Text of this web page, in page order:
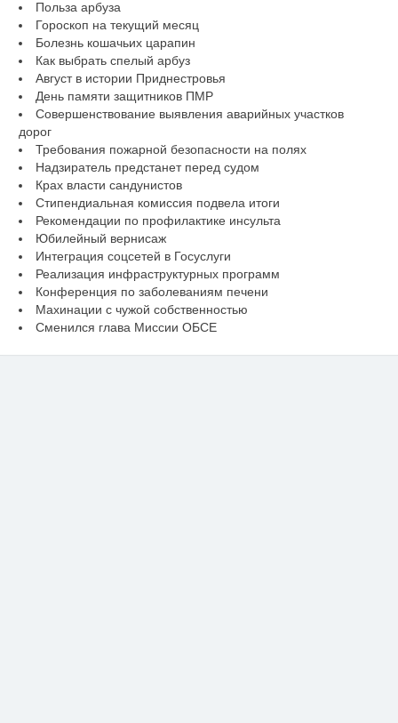
Польза арбуза
Гороскоп на текущий месяц
Болезнь кошачьих царапин
Как выбрать спелый арбуз
Август в истории Приднестровья
День памяти защитников ПМР
Совершенствование выявления аварийных участков
дорог
Требования пожарной безопасности на полях
Надзиратель предстанет перед судом
Крах власти сандунистов
Стипендиальная комиссия подвела итоги
Рекомендации по профилактике инсульта
Юбилейный вернисаж
Интеграция соцсетей в Госуслуги
Реализация инфраструктурных программ
Конференция по заболеваниям печени
Махинации с чужой собственностью
Сменился глава Миссии ОБСЕ